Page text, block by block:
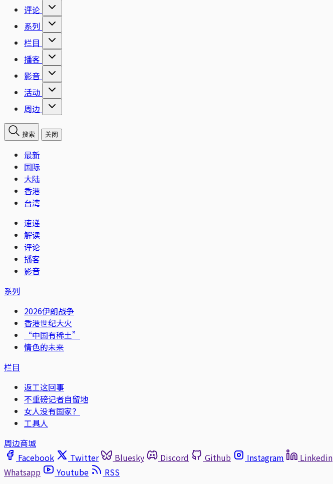
评论
系列
栏目
播客
影音
活动
周边
搜索 关闭
最新
国际
大陆
香港
台湾
速递
解读
评论
播客
影音
系列
2026伊朗战争
香港世纪大火
“中国有稀土”
情色的未来
栏目
返工这回事
不重磅记者自留地
女人没有国家？
工具人
周边商城
Facebook
Twitter Bluesky Discord Github Instagram Linkedin
Whatsapp
Youtube
RSS